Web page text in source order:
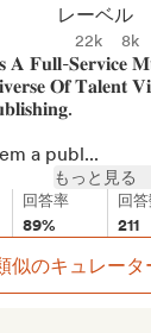
レーベル
22k 8k
𝐀 𝐅𝐮𝐥𝐥-𝐒𝐞𝐫𝐯𝐢𝐜𝐞
𝐎𝐟 𝐓𝐚𝐥𝐞𝐧𝐭
a publ...
もっと見る
回答率
89%
回
211
似のキュレータ